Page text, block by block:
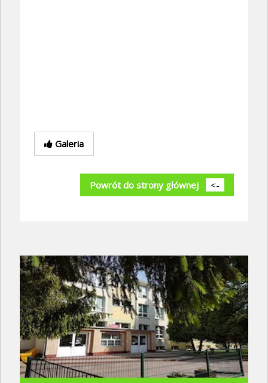
Galeria
Powrót do strony głównej <-